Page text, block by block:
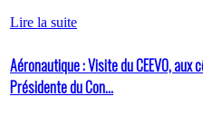
Lire la suite
Aéronautique : Visite du CEEVO,
Présidente du Con...